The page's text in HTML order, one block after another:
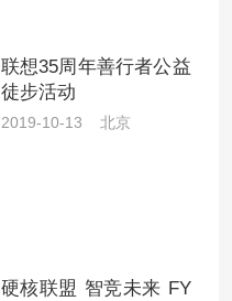
联想35周年善行者公益
徒步活动
2019-10-13 北京
硬核联盟 智竞未来 FY